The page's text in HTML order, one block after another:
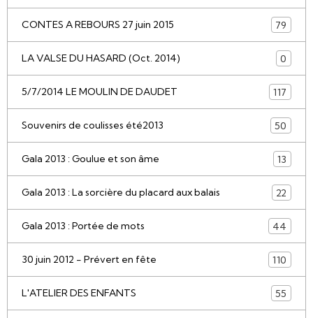
CONTES A REBOURS 27 juin 2015 79
LA VALSE DU HASARD (Oct. 2014) 0
5/7/2014 LE MOULIN DE DAUDET 117
Souvenirs de coulisses été2013 50
Gala 2013 : Goulue et son âme 13
Gala 2013 : La sorcière du placard aux balais 22
Gala 2013 : Portée de mots 44
30 juin 2012 - Prévert en fête 110
L'ATELIER DES ENFANTS 55